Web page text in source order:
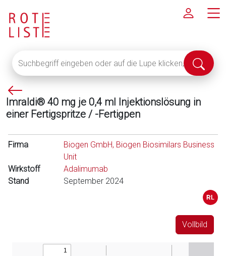
eingeben
oder
auf
die
Lupe
um
Fachinformationen
anzuzeigen
Suche
P
f
e
l
l
n
k
Imraldi® 40 mg je 0,4 ml Injektionslösung in
einer Fertigspritze / -Fertigpen
Firma
Biogen GmbH, Biogen Biosimilars Business
Unit
Wirkstoff
Adalimumab
Stand
September 2024
Vollbild